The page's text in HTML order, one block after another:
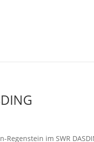
Regenstein im SWR